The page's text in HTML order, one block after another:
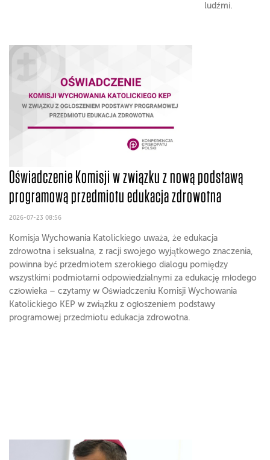
ludźmi.
Oświadczenie Komisji w związku z nową podstawą
programową przedmiotu edukacja zdrowotna
2026-07-23 08:56
Komisja Wychowania Katolickiego uważa, że edukacja
zdrowotna i seksualna, z racji swojego wyjątkowego znaczenia,
powinna być przedmiotem szerokiego dialogu pomiędzy
wszystkimi podmiotami odpowiedzialnymi za edukację młodego
człowieka – czytamy w Oświadczeniu Komisji Wychowania
Katolickiego KEP w związku z ogłoszeniem podstawy
programowej przedmiotu edukacja zdrowotna.